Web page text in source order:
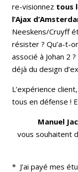
re-visionnez tous
l’Ajax
Neeskens/Cruyff
résister ? Qu’a-t-
associé à Johan 2
déjà du design
L’expérience
tous en défense !
Manuel
vous souhaitent
* J’ai payé mes